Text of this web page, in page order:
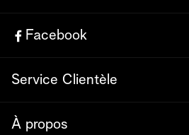
Facebook
Service Clientèle
À propos